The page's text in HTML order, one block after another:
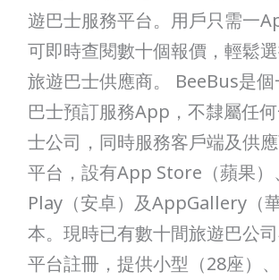
遊巴士服務平台。用戶只需一
可即時查閱數十個報價，輕鬆
旅遊巴士供應商。 BeeBus是
巴士預訂服務App，不隸屬任
士公司，同時服務客戶端及供
平台，設有App Store（蘋果
Play（安卓）及AppGallery（
本。現時已有數十間旅遊巴公
平台註冊，提供小型（28座）
旅
遊
巴
士